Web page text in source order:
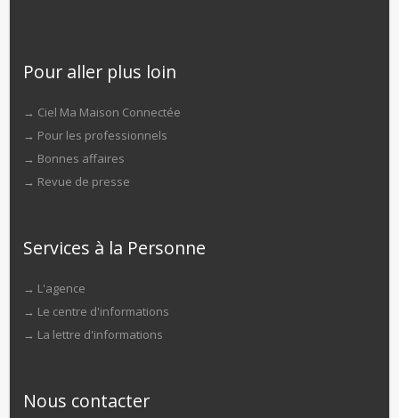
Pour aller plus loin
→ Ciel Ma Maison Connectée
→ Pour les professionnels
→ Bonnes affaires
→ Revue de presse
Services à la Personne
→ L'agence
→ Le centre d'informations
→ La lettre d'informations
Nous contacter